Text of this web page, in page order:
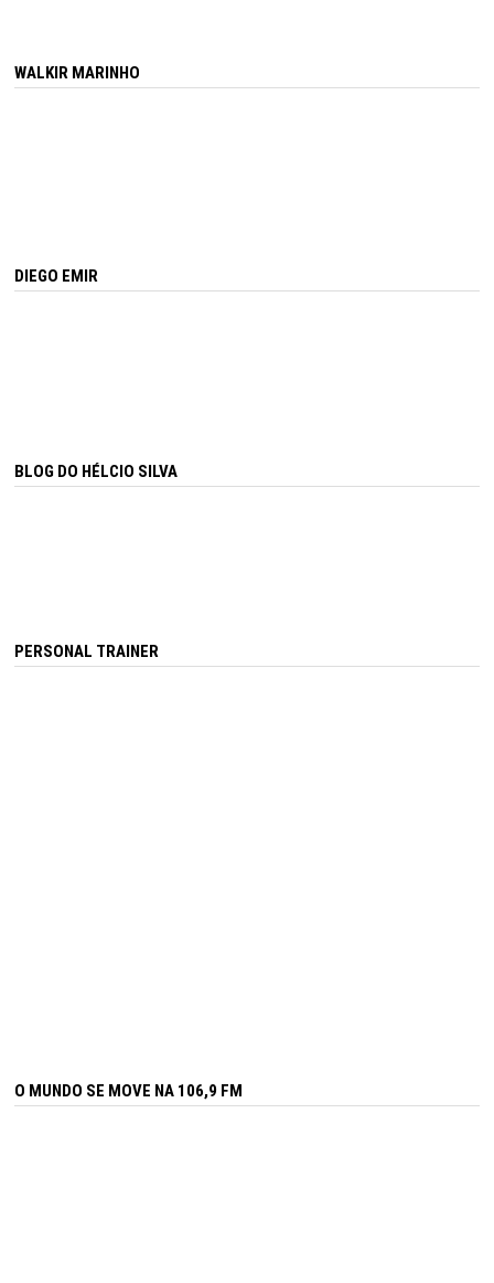
WALKIR MARINHO
DIEGO EMIR
BLOG DO HÉLCIO SILVA
PERSONAL TRAINER
O MUNDO SE MOVE NA 106,9 FM